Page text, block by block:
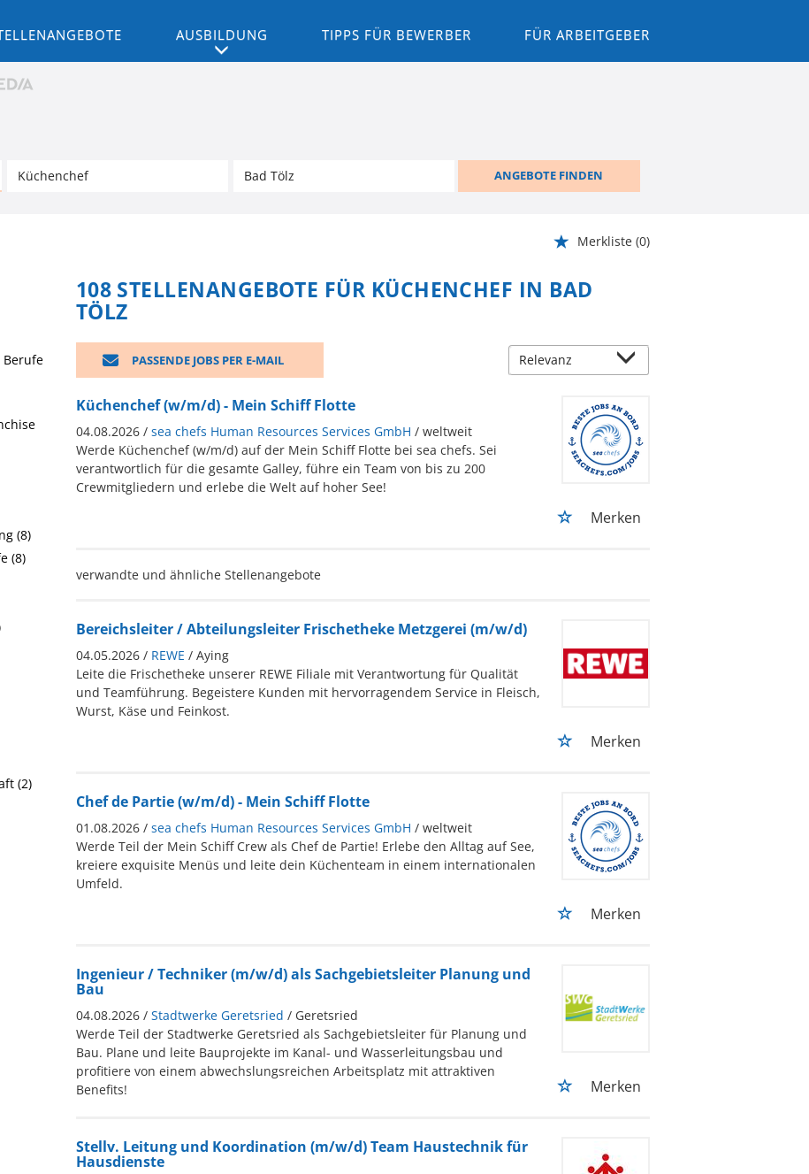
AUSBILDUNG TIPPS FÜR BEWERBER FÜR ARBEITGEBER
ANGEBOTE FINDEN
Merkliste (0)
Berufe
(8)
(8)
(2)
108 STELLENANGEBOTE FÜR KÜCHENCHEF IN BAD
TÖLZ
PASSENDE JOBS PER E-MAIL
Küchenchef (w/m/d) - Mein Schiff Flotte
04.08.2026 / sea chefs Human Resources Services GmbH / weltweit
Werde Küchenchef (w/m/d) auf der Mein Schiff Flotte bei sea chefs. Sei
verantwortlich für die gesamte Galley, führe ein Team von bis zu 200
Crewmitgliedern und erlebe die Welt auf hoher See!
Merken
verwandte und ähnliche Stellenangebote
Bereichsleiter / Abteilungsleiter Frischetheke Metzgerei (m/w/d)
04.05.2026 / REWE / Aying
Leite die Frischetheke unserer REWE Filiale mit Verantwortung für Qualität
und Teamführung. Begeistere Kunden mit hervorragendem Service in Fleisch,
Wurst, Käse und Feinkost.
Merken
Chef de Partie (w/m/d) - Mein Schiff Flotte
01.08.2026 / sea chefs Human Resources Services GmbH / weltweit
Werde Teil der Mein Schiff Crew als Chef de Partie! Erlebe den Alltag auf See,
kreiere exquisite Menüs und leite dein Küchenteam in einem internationalen
Umfeld.
Merken
Ingenieur / Techniker (m/w/d) als Sachgebietsleiter Planung und
Bau
04.08.2026 / Stadtwerke Geretsried / Geretsried
Werde Teil der Stadtwerke Geretsried als Sachgebietsleiter für Planung und
Bau. Plane und leite Bauprojekte im Kanal- und Wasserleitungsbau und
profitiere von einem abwechslungsreichen Arbeitsplatz mit attraktiven
Benefits!
Merken
Stellv. Leitung und Koordination (m/w/d) Team Haustechnik für
Hausdienste